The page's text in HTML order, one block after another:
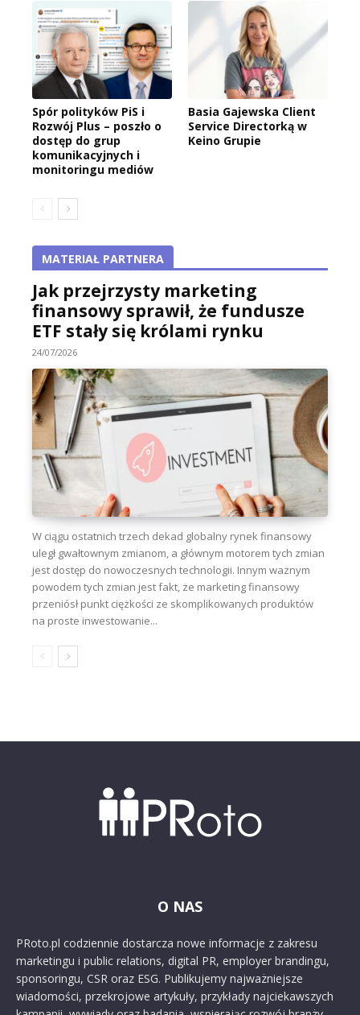
Spór polityków PiS i
Rozwój Plus – poszło o
dostęp do grup
komunikacyjnych i
monitoringu mediów
Basia Gajewska Client
Service Directorką w
Keino Grupie
MATERIAŁ PARTNERA
Jak przejrzysty marketing
finansowy sprawił, że fundusze
ETF stały się królami rynku
24/07/2026
W ciągu ostatnich trzech dekad globalny rynek finansowy
uległ gwałtownym zmianom, a głównym motorem tych zmian
jest dostęp do nowoczesnych technologii. Innym ważnym
powodem tych zmian jest fakt, że marketing finansowy
przeniósł punkt ciężkości ze skomplikowanych produktów
na proste inwestowanie...
O NAS
PRoto.pl codziennie dostarcza nowe informacje z zakresu
marketingu i public relations, digital PR, employer brandingu,
sponsoringu, CSR oraz ESG. Publikujemy najważniejsze
wiadomości, przekrojowe artykuły, przykłady najciekawszych